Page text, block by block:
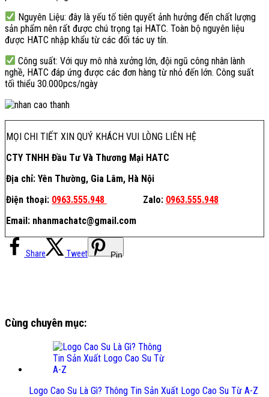
Nguyên Liệu: đây là yếu tố tiên quyết ảnh hưởng đến chất lượng
sản phẩm nên rất được chú trọng tại HATC. Toàn bộ nguyên liệu
được HATC nhập khẩu từ các đối tác uy tín.
Công suất: Với quy mô nhà xưởng lớn, đội ngũ công nhân lành
nghề, HATC đáp ứng được các đơn hàng từ nhỏ đến lớn. Công suất
tối thiểu 30.000pcs/ngày
MỌI CHI TIẾT XIN QUÝ KHÁCH VUI LÒNG LIÊN HỆ
CTY TNHH Đầu Tư Và Thương Mại HATC
Địa chỉ: Yên Thường, Gia Lâm, Hà Nội
Điện thoại: 0963.555.948 Zalo: 0963.555.948
Email: nhanmachatc@gmail.com
Share Tweet Pin
Cùng chuyên mục:
Logo Cao Su Là Gì? Thông Tin Sản Xuất Logo Cao Su Từ A-Z